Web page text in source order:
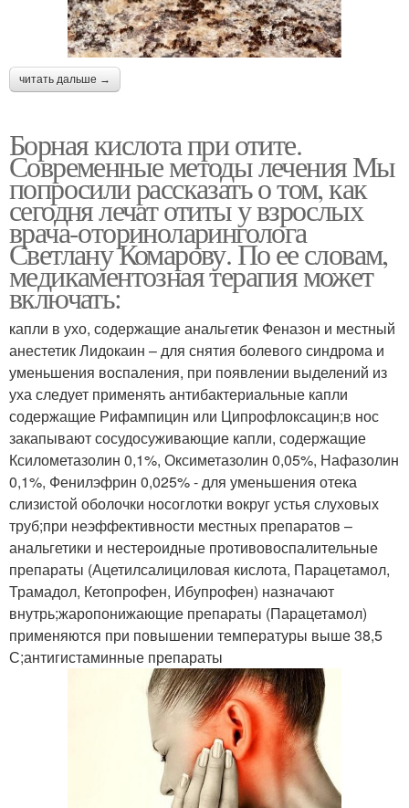
читать дальше →
Борная кислота при отите.
Современные методы лечения Мы
попросили рассказать о том, как
сегодня лечат отиты у взрослых
врача-оториноларинголога
Светлану Комарову. По ее словам,
медикаментозная терапия может
включать:
капли в ухо, содержащие анальгетик Феназон и местный
анестетик Лидокаин – для снятия болевого синдрома и
уменьшения воспаления, при появлении выделений из
уха следует применять антибактериальные капли
содержащие Рифампицин или Ципрофлоксацин;в нос
закапывают сосудосуживающие капли, содержащие
Ксилометазолин 0,1%, Оксиметазолин 0,05%, Нафазолин
0,1%, Фенилэфрин 0,025% - для уменьшения отека
слизистой оболочки носоглотки вокруг устья слуховых
труб;при неэффективности местных препаратов –
анальгетики и нестероидные противовоспалительные
препараты (Ацетилсалициловая кислота, Парацетамол,
Трамадол, Кетопрофен, Ибупрофен) назначают
внутрь;жаропонижающие препараты (Парацетамол)
применяются при повышении температуры выше 38,5
С;антигистаминные препараты